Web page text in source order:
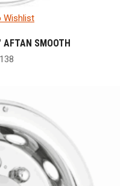
Wishlist
AFTAN SMOOTH